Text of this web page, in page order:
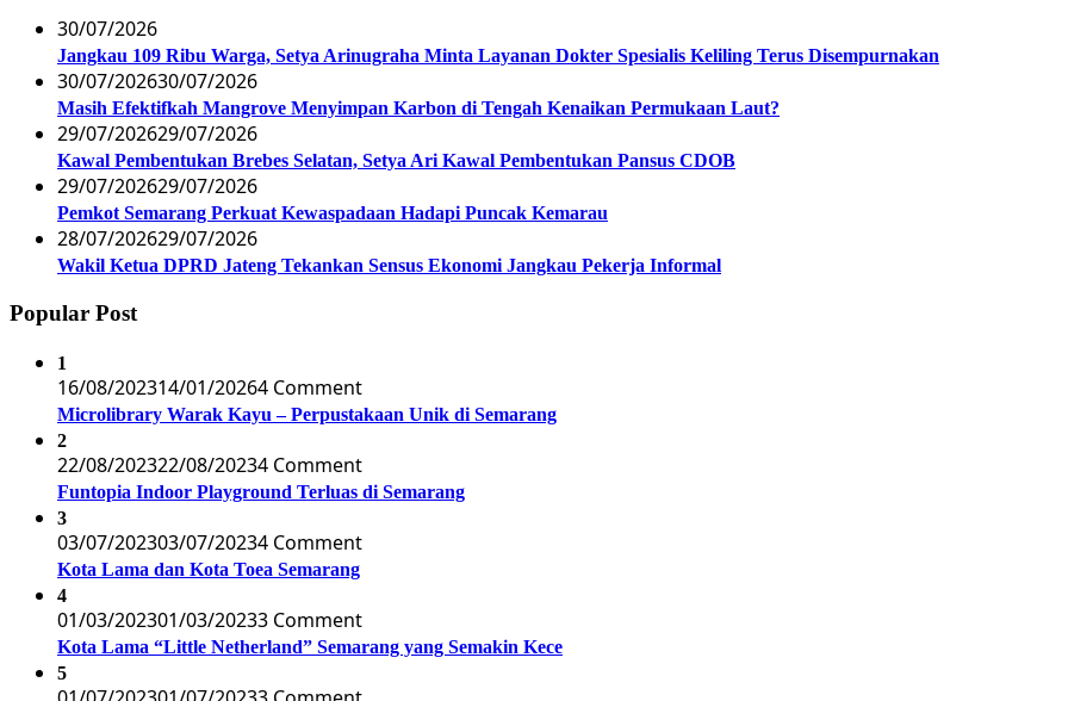
30/07/2026
Jangkau 109 Ribu Warga, Setya Arinugraha Minta Layanan Dokter Spesialis Keliling Terus Disempurnakan
30/07/202630/07/2026
Masih Efektifkah Mangrove Menyimpan Karbon di Tengah Kenaikan Permukaan Laut?
29/07/202629/07/2026
Kawal Pembentukan Brebes Selatan, Setya Ari Kawal Pembentukan Pansus CDOB
29/07/202629/07/2026
Pemkot Semarang Perkuat Kewaspadaan Hadapi Puncak Kemarau
28/07/202629/07/2026
Wakil Ketua DPRD Jateng Tekankan Sensus Ekonomi Jangkau Pekerja Informal
Popular Post
1
16/08/202314/01/20264 Comment
Microlibrary Warak Kayu – Perpustakaan Unik di Semarang
2
22/08/202322/08/20234 Comment
Funtopia Indoor Playground Terluas di Semarang
3
03/07/202303/07/20234 Comment
Kota Lama dan Kota Toea Semarang
4
01/03/202301/03/20233 Comment
Kota Lama “Little Netherland” Semarang yang Semakin Kece
5